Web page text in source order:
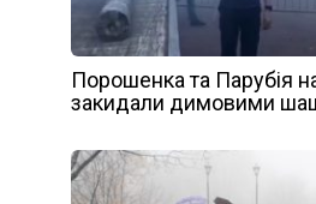
Порошенка та Парубія
закидали димовими